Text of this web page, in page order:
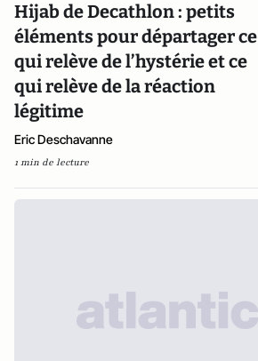
Hijab de Decathlon : petits
éléments pour départager ce
qui relève de l’hystérie et ce
qui relève de la réaction
légitime
Eric Deschavanne
1 min de lecture